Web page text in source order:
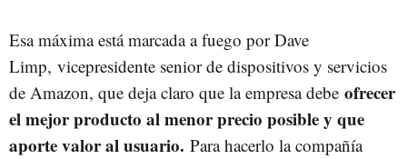
Esa máxima está marcada a fuego por Dave
Limp, vicepresidente senior de dispositivos y servicios
de Amazon, que deja claro que la empresa debe ofrecer
el mejor producto al menor precio posible y que
aporte valor al usuario. Para hacerlo la compañía